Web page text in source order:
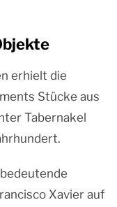
erhielt die
Stücke aus
Tabernakel
Xavier auf